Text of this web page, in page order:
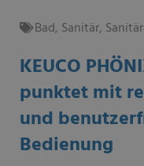
Bad, Sanitär,
KEUCO
punktet mit
und
Bedienung